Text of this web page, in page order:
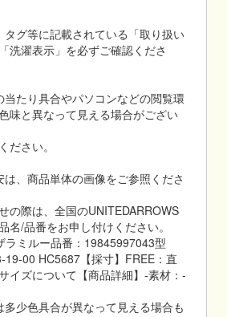
グ等に記載されている「取り扱い
洗濯表示」を必ずご確認くださ
たり具合やパソコンなどの閲覧環
味と異なって見える場合がござい
ださい。
、商品単体の画像をご参照くださ
の際は、全国のUNITEDARROWS
名/品番をお申し付けください。
ラミルー品番：19845997043型
00 HC5687【採寸】FREE：直
イズについて【商品詳細】-素材：-
少色具合が異なって見える場合も